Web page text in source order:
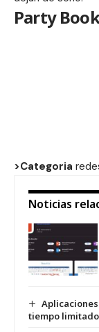
Party Book
>Categoria
Noticias
tiempo limitado